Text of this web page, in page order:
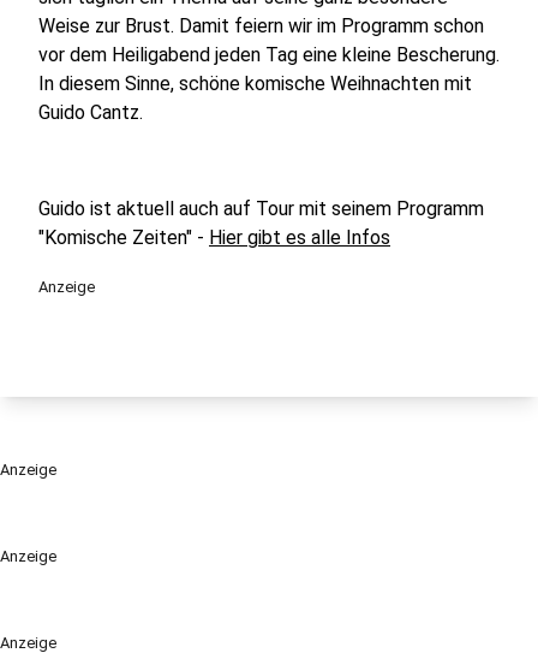
Anzeige
Anzeige
Weise zur Brust. Damit feiern wir im Programm schon
vor dem Heiligabend jeden Tag eine kleine Bescherung.
In diesem Sinne, schöne komische Weihnachten mit
Guido Cantz.
Guido ist aktuell auch auf Tour mit seinem Programm
"Komische Zeiten" - Hier gibt es alle Infos
Anzeige
Anzeige